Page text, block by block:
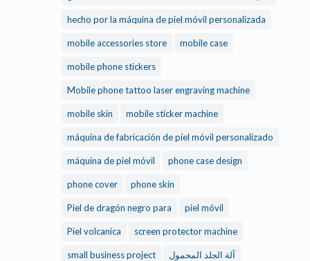
hecho por la máquina de piel móvil personalizada
mobile accessories store mobile case
mobile phone stickers
Mobile phone tattoo laser engraving machine
mobile skin mobile sticker machine
máquina de fabricación de piel móvil personalizado
máquina de piel móvil phone case design
phone cover phone skin
Piel de dragón negro para piel móvil
Piel volcanica screen protector machine
small business project آلة الجلد المحمول